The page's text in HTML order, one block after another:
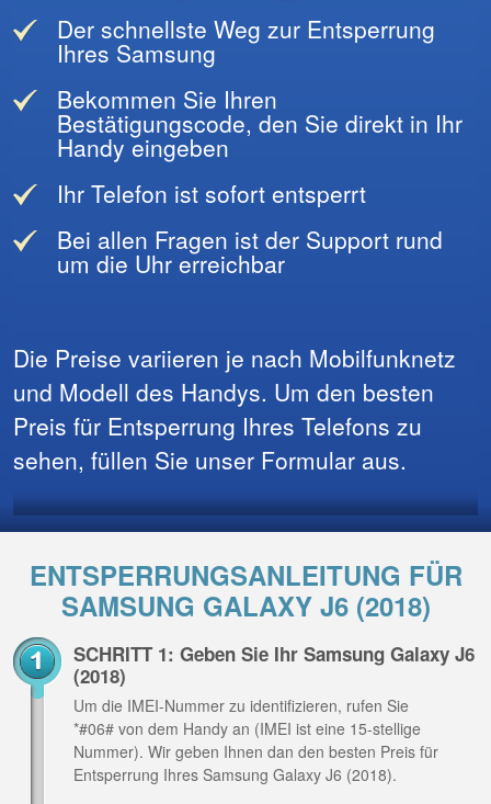
Der schnellste Weg zur Entsperrung
Ihres Samsung
Bekommen Sie Ihren
Bestätigungscode, den Sie direkt in Ihr
Handy eingeben
Ihr Telefon ist sofort entsperrt
Bei allen Fragen ist der Support rund
um die Uhr erreichbar
Die Preise variieren je nach Mobilfunknetz
und Modell des Handys. Um den besten
Preis für Entsperrung Ihres Telefons zu
sehen, füllen Sie unser Formular aus.
ENTSPERRUNGSANLEITUNG FÜR
SAMSUNG GALAXY J6 (2018)
SCHRITT 1: Geben Sie Ihr Samsung Galaxy J6
(2018)
Um die IMEI-Nummer zu identifizieren, rufen Sie
*#06# von dem Handy an (IMEI ist eine 15-stellige
Nummer). Wir geben Ihnen dan den besten Preis für
Entsperrung Ihres Samsung Galaxy J6 (2018).